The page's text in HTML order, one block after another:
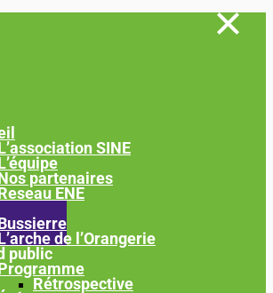
SINE
partenaires
ENE
de l’Orangerie
public
Rétrospective